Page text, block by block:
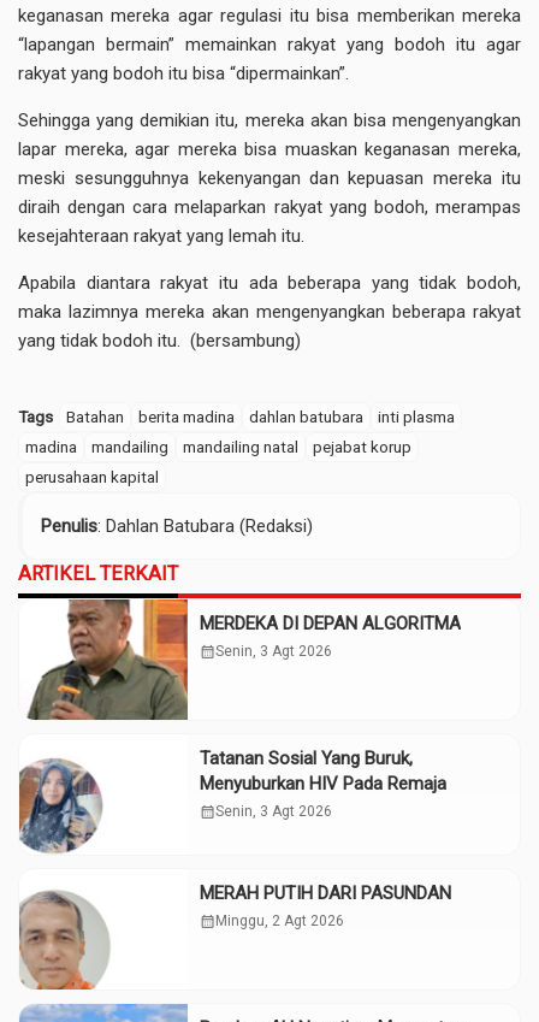
keganasan mereka agar regulasi itu bisa memberikan mereka
“lapangan bermain” memainkan rakyat yang bodoh itu agar
rakyat yang bodoh itu bisa “dipermainkan”.
Sehingga yang demikian itu, mereka akan bisa mengenyangkan
lapar mereka, agar mereka bisa muaskan keganasan mereka,
meski sesungguhnya kekenyangan dan kepuasan mereka itu
diraih dengan cara melaparkan rakyat yang bodoh, merampas
kesejahteraan rakyat yang lemah itu.
Apabila diantara rakyat itu ada beberapa yang tidak bodoh,
maka lazimnya mereka akan mengenyangkan beberapa rakyat
yang tidak bodoh itu. (bersambung)
Tags Batahan berita madina dahlan batubara
inti plasma
madina
mandailing mandailing natal
pejabat korup
perusahaan kapital
Penulis: Dahlan Batubara (Redaksi)
ARTIKEL TERKAIT
MERDEKA DI DEPAN ALGORITMA
calendar_monthSenin, 3 Agt 2026
Tatanan Sosial Yang Buruk,
Menyuburkan HIV Pada Remaja
calendar_monthSenin, 3 Agt 2026
MERAH PUTIH DARI PASUNDAN
calendar_month Minggu, 2 Agt 2026